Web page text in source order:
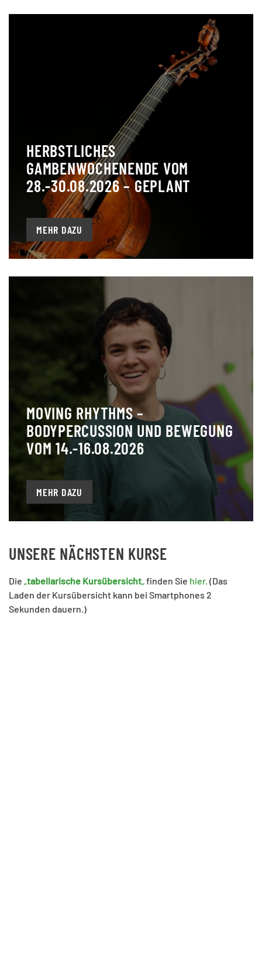
HERBSTLICHES
GAMBENWOCHENENDE VOM
28.-30.08.2026 – GEPLANT
MEHR DAZU
MOVING RHYTHMS –
BODYPERCUSSION UND BEWEGUNG
VOM 14.-16.08.2026
MEHR DAZU
UNSERE NÄCHSTEN KURSE
Die „tabellarische Kursübersicht„finden Sie hier. (Das
Laden der Kursübersicht kann bei Smartphones 2
Sekunden dauern.)